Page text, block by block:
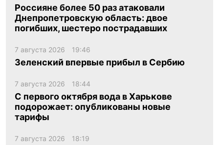
Россияне более 50 раз атаковали
Днепропетровскую область: двое
погибших, шестеро пострадавших
7 августа 2026 19:46
Зеленский впервые прибыл в Сербию
7 августа 2026 18:44
С первого октября вода в Харькове
подорожает: опубликованы новые
тарифы
7 августа 2026 18:19